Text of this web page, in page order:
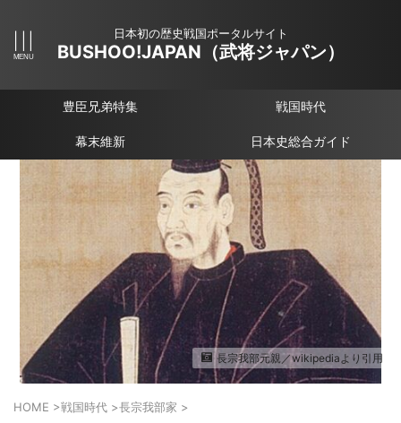
日本初の歴史戦国ポータルサイト
BUSHOO!JAPAN（武将ジャパン）
豊臣兄弟特集 戦国時代
幕末維新 日本史総合ガイド
長宗我部元親／wikipediaより引用
HOME >戦国時代 >長宗我部家 >